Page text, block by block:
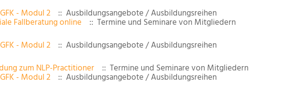
- Modul 2 :: Ausbildungsangebote / Ausbildungsreihen
Fallberatung online
:: Termine und Seminare von Mitgliedern
- Modul 2 :: Ausbildungsangebote / Ausbildungsreihen
zum NLP-Practitioner :: Termine und Seminare von Mitgliedern
- Modul 2 :: Ausbildungsangebote / Ausbildungsreihen